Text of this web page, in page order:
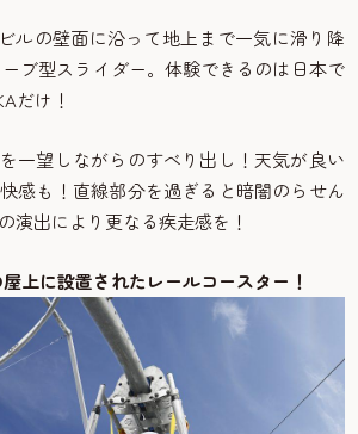
ルの壁面に沿って地上まで一気に滑り降
ーブ型スライダー。体験できるのは日本で
だけ！
一望しながらのすべり出し！天気が良い
感も！直線部分を過ぎると暗闇のらせん
演出により更なる疾走感を！
上に設置されたレールコースター！